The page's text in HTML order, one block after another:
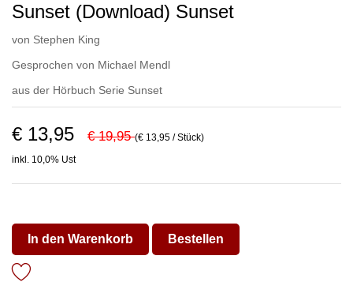
Sunset (Download) Sunset
von Stephen King
Gesprochen von Michael Mendl
aus der Hörbuch Serie Sunset
€ 13,95 € 19,95(€ 13,95 / Stück)
inkl. 10,0% Ust
In den Warenkorb Bestellen